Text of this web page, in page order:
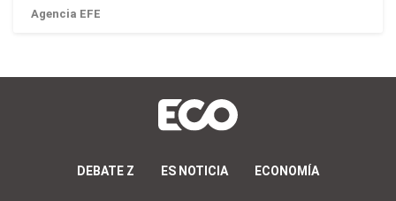
Agencia EFE
DEBATE Z ES NOTICIA ECONOMÍA